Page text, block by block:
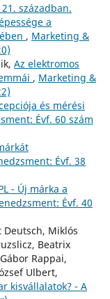
században.
a
, Marketing &
Az elektromos
, Marketing &
és mérési
Évf. 60 szám
Évf. 38
- Új márka a
Évf. 40
Deutsch, Miklós
Beatrix
Rappai,
Ulbert,
kisvállalatok? - A